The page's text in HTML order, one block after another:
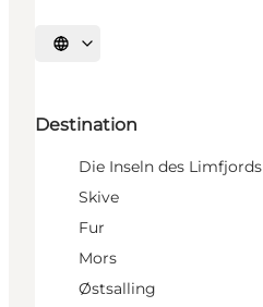
Sprache auswählen
Destination
Die Inseln des Limfjords
Skive
Fur
Mors
Østsalling